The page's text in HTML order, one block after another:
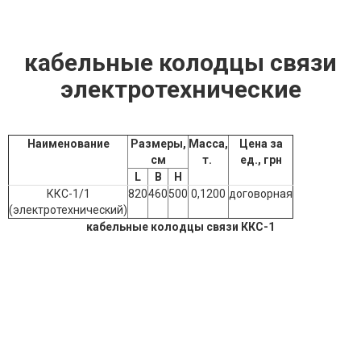
кабельные колодцы связи
электротехнические
Наименование
Размеры,
см
Масса,
т.
Цена за
ед., грн
L
B
Н
ККС-1/1
(электротехнический)
820460500 0,1200 договорная
кабельные колодцы связи ККС-1